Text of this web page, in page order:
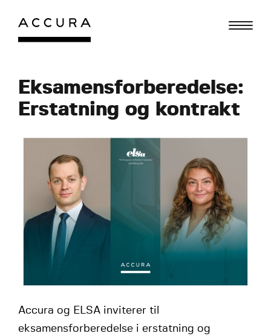
Gå
indhold
Eksamensforberedelse:
Erstatning og kontrakt
Accura og ELSA inviterer til
eksamensforberedelse i erstatning og